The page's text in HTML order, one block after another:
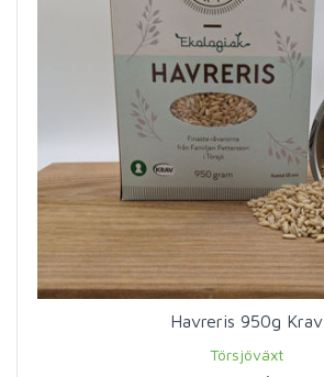
Havreris 950g Krav
Törsjöväxt